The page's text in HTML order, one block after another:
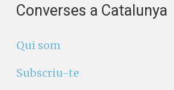
Converses a Catalunya
Qui som
Subscriu-te